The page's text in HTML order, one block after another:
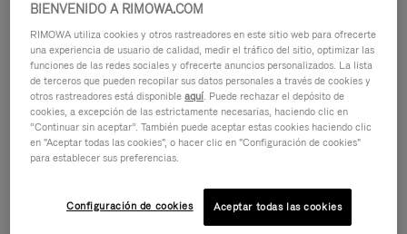
VÍDEO
SONIDO
BIENVENIDO A RIMOWA.COM
RIMOWA utiliza cookies y otros rastreadores en este sitio web para ofrecerte
una experiencia de usuario de calidad, medir el tráfico del sitio, optimizar las
funciones de las redes sociales y ofrecerte anuncios personalizados. La lista
de terceros que pueden recopilar sus datos personales a través de cookies y
otros rastreadores está disponibleaquí. Puede rechazar el depósito de
cookies, a excepción de las estrictamente necesarias, haciendo clic en
“Continuar sin aceptar”. También puede aceptar estas cookies haciendo clic
en "Aceptar todas las cookies", o hacer clic en "Configuración de cookies"
para establecer sus preferencias.
Configuración de cookies Aceptar todas las cookies